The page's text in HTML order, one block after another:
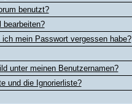
benutzt?
bearbeiten?
mein Passwort vergessen habe?
unter meinen Benutzernamen?
und die Ignorierliste?